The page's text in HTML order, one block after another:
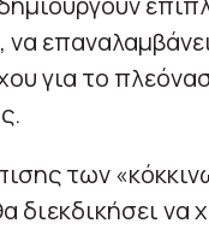
για το
των
διεκδικήσει